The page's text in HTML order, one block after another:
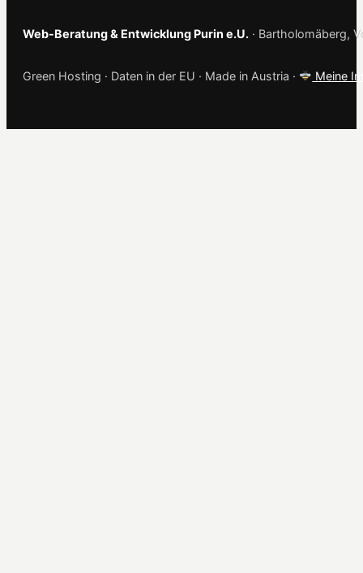
Web-Beratung & Entwicklung Purin e.U. · Bartholomäberg,
Green Hosting · Daten in der EU · Made in Austria · Meine